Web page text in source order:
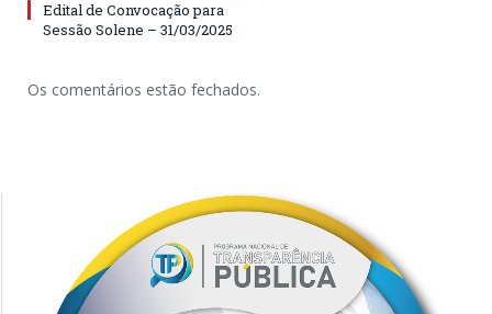
Edital de Convocação para
Sessão Solene – 31/03/2025
Os comentários estão fechados.